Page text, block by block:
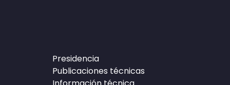
Presidencia
Publicaciones técnicas